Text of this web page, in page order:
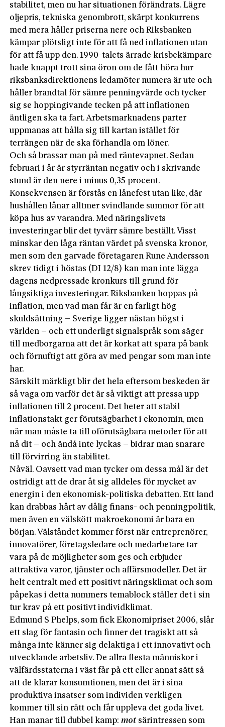
stabilitet, men nu har situationen förändrats. Lägre
oljepris, tekniska genombrott, skärpt konkurrens
med mera håller priserna nere och Riksbanken
kämpar plötsligt inte för att få ned inflationen utan
för att få upp den. 1990-talets ärrade krisbekämpare
hade knappt trott sina öron om de fått höra hur
riksbanksdirektionens ledamöter numera är ute och
håller brandtal för sämre penningvärde och tycker
sig se hoppingivande tecken på att inflationen
äntligen ska ta fart. Arbetsmarknadens parter
uppmanas att hålla sig till kartan istället för
terrängen när de ska förhandla om löner.
Och så brassar man på med räntevapnet. Sedan
februari i år är styrräntan negativ och i skrivande
stund är den nere i minus 0,35 procent.
Konsekvensen är förstås en lånefest utan like, där
hushållen lånar alltmer svindlande summor för att
köpa hus av varandra. Med näringslivets
investeringar blir det tyvärr sämre beställt. Visst
minskar den låga räntan värdet på svenska kronor,
men som den garvade företagaren Rune Andersson
skrev tidigt i höstas (DI 12/8) kan man inte lägga
dagens nedpressade kronkurs till grund för
långsiktiga investeringar. Riksbanken hoppas på
inflation, men vad man får är en farligt hög
skuldsättning – Sverige ligger nästan högst i
världen – och ett underligt signalspråk som säger
till medborgarna att det är korkat att spara på bank
och förnuftigt att göra av med pengar som man inte
har.
Särskilt märkligt blir det hela eftersom beskeden är
så vaga om varför det är så viktigt att pressa upp
inflationen till 2 procent. Det heter att stabil
inflationstakt ger förutsägbarhet i ekonomin, men
när man måste ta till oförutsägbara metoder för att
nå dit – och ändå inte lyckas – bidrar man snarare
till förvirring än stabilitet.
Nåväl. Oavsett vad man tycker om dessa mål är det
ostridigt att de drar åt sig alldeles för mycket av
energin i den ekonomisk-politiska debatten. Ett land
kan drabbas hårt av dålig finans- och penningpolitik,
men även en välskött makroekonomi är bara en
början. Välståndet kommer först när entreprenörer,
innovatörer, företagsledare och medarbetare tar
vara på de möjligheter som ges och erbjuder
attraktiva varor, tjänster och affärsmodeller. Det är
helt centralt med ett positivt näringsklimat och som
påpekas i detta nummers temablock ställer det i sin
tur krav på ett positivt individklimat.
Edmund S Phelps, som fick Ekonomipriset 2006, slår
ett slag för fantasin och finner det tragiskt att så
många inte känner sig delaktiga i ett innovativt och
utvecklande arbetsliv. De allra flesta människor i
välfärdsstaterna i väst får på ett eller annat sätt så
att de klarar konsumtionen, men det är i sina
produktiva insatser som individen verkligen
kommer till sin rätt och får uppleva det goda livet.
Han manar till dubbel kamp:mot särintressen som